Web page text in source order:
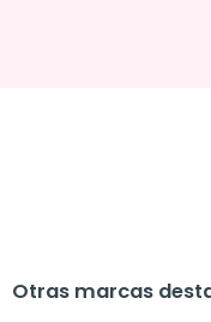
Otras marcas